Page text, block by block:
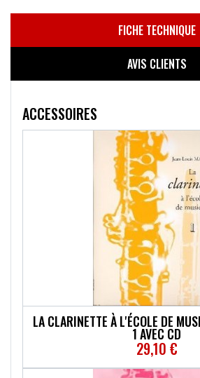
FICHE TECHNIQUE
AVIS CLIENTS
ACCESSOIRES
LA CLARINETTE À L'ÉCOLE DE
1 AVEC CD
29,10 €